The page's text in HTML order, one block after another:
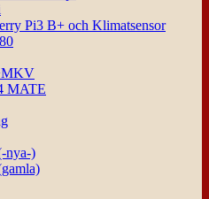
Pi3 B+ och Klimatsensor
MATE
nya-)